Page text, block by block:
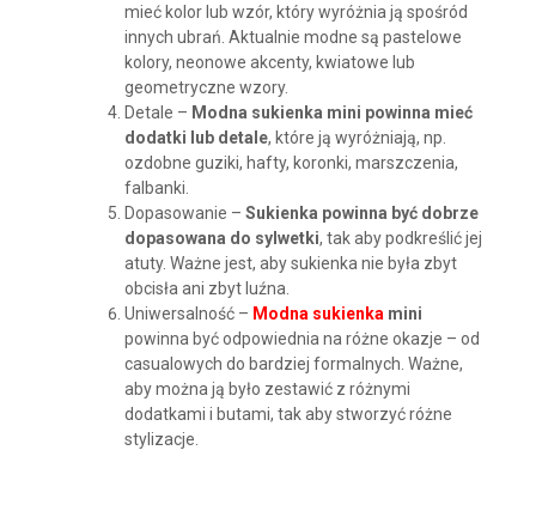
mieć kolor lub wzór, który wyróżnia ją spośród
innych ubrań. Aktualnie modne są pastelowe
kolory, neonowe akcenty, kwiatowe lub
geometryczne wzory.
Detale – Modna sukienka mini powinna mieć
dodatki lub detale, które ją wyróżniają, np.
ozdobne guziki, hafty, koronki, marszczenia,
falbanki.
Dopasowanie – Sukienka powinna być dobrze
dopasowana do sylwetki, tak aby podkreślić jej
atuty. Ważne jest, aby sukienka nie była zbyt
obcisła ani zbyt luźna.
Uniwersalność – Modna sukienka mini
powinna być odpowiednia na różne okazje – od
casualowych do bardziej formalnych. Ważne,
aby można ją było zestawić z różnymi
dodatkami i butami, tak aby stworzyć różne
stylizacje.